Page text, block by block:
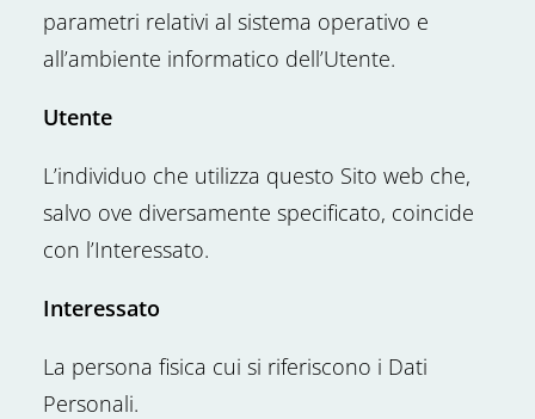
parametri relativi al sistema operativo e
all’ambiente informatico dell’Utente.
Utente
L’individuo che utilizza questo Sito web che,
salvo ove diversamente specificato, coincide
con l’Interessato.
Interessato
La persona fisica cui si riferiscono i Dati
Personali.